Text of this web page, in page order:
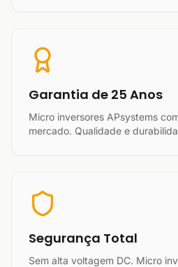
Garantia de 25 Anos
Micro inversores APsystems
mercado. Qualidade e
Segurança Total
Sem alta voltagem DC. Micro